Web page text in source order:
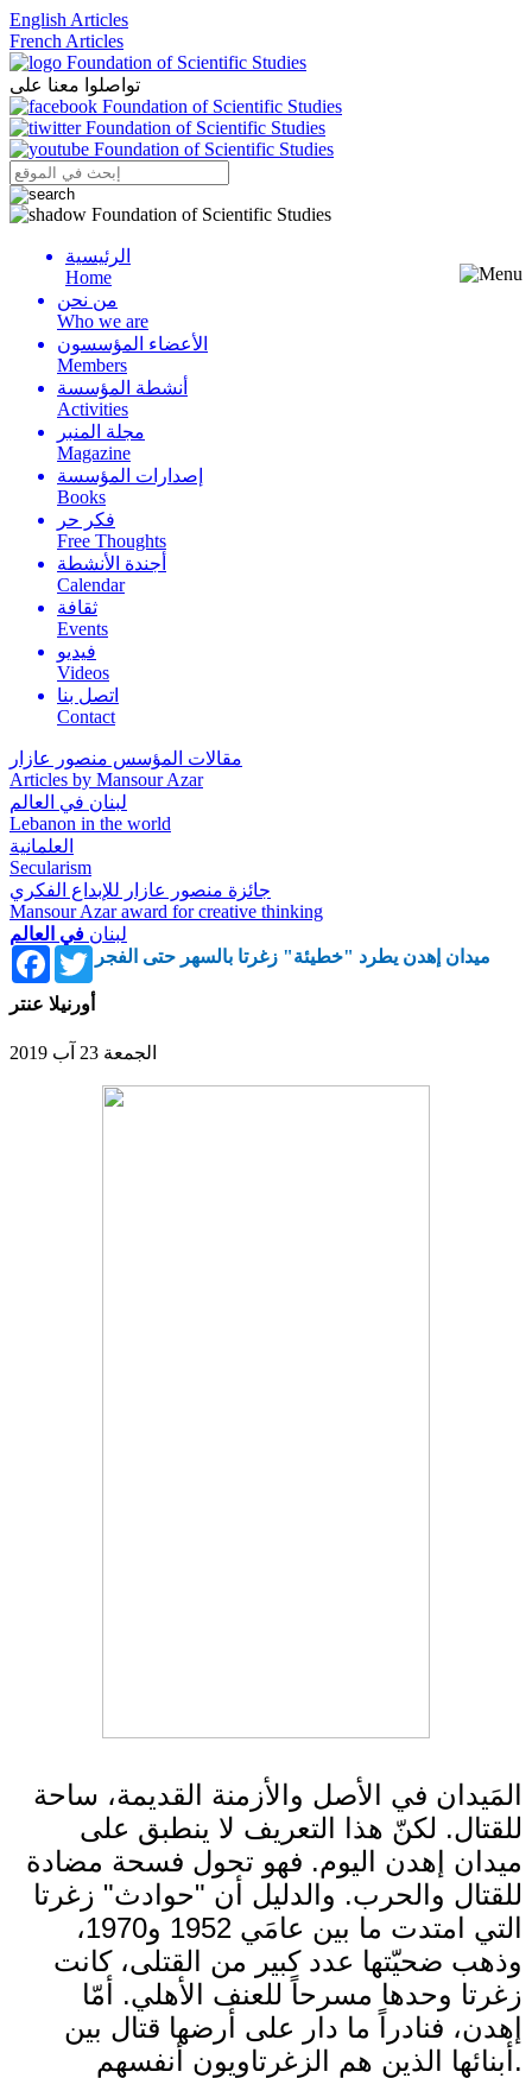
English Articles
French Articles
تواصلوا معنا على
Menu
الرئيسية
Home
من نحن
Who we are
الأعضاء المؤسسون
Members
أنشطة المؤسسة
Activities
مجلة المنبر
Magazine
إصدارات المؤسسة
Books
فكر حر
Free Thoughts
أجندة الأنشطة
Calendar
ثقافة
Events
فيديو
Videos
اتصل بنا
Contact
مقالات المؤسس منصور عازار
Articles by Mansour Azar
لبنان في العالم
Lebanon in the world
العلمانية
Secularism
جائزة منصور عازار للإبداع الفكري
Mansour Azar award for creative thinking
لبنان في العالم
FacebookTwitter
ميدان إهدن يطرد "خطيئة" زغرتا بالسهر حتى الفجر
أورنيلا عنتر
الجمعة 23 آب 2019
المَيدان في الأصل والأزمنة القديمة، ساحة
للقتال. لكنّ هذا التعريف لا ينطبق على
ميدان إهدن اليوم. فهو تحول فسحة مضادة
للقتال والحرب. والدليل أن "حوادث" زغرتا
التي امتدت ما بين عامَي 1952 و1970،
وذهب ضحيّتها عدد كبير من القتلى، كانت
زغرتا وحدها مسرحاً للعنف الأهلي. أمّا
إهدن، فنادراً ما دار على أرضها قتال بين
أبنائها الذين هم الزغرتاويون أنفسهم.